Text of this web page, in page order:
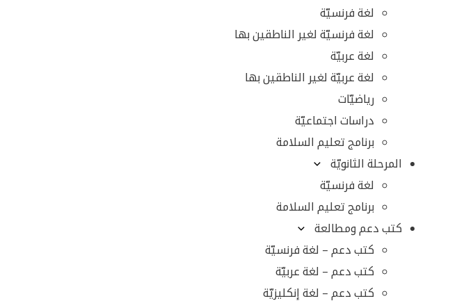
لغة فرنسيّة
لغة فرنسيّة لغير الناطقين بها
لغة عربيّة
لغة عربيّة لغير الناطقين بها
رياضيّات
دراسات اجتماعيّة
برنامج تعليم السلامة
المرحلة الثانويّة
لغة فرنسيّة
برنامج تعليم السلامة
كتب دعم ومطالعة
كتب دعم – لغة فرنسيّة
كتب دعم – لغة عربيّة
كتب دعم – لغة إنكليزيّة